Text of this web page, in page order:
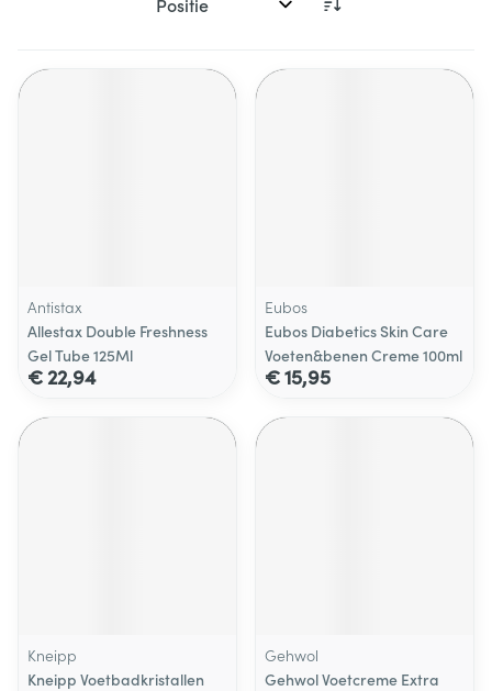
Sorteer op:
Antistax
Allestax Double Freshness
Gel Tube 125Ml
€ 22,94
Eubos
Eubos Diabetics Skin Care
Voeten&benen Creme 100ml
€ 15,95
Kneipp
Kneipp Voetbadkristallen
Gehwol
Gehwol Voetcreme Extra